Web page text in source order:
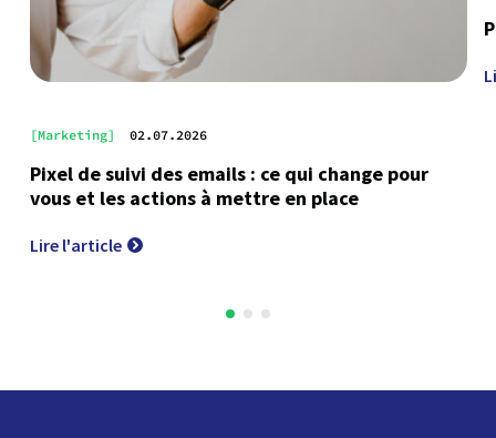
[Marketing] 02.07.2026
Pixel de suivi des emails : ce qui change pour
vous et les actions à mettre en place
Lire l'article